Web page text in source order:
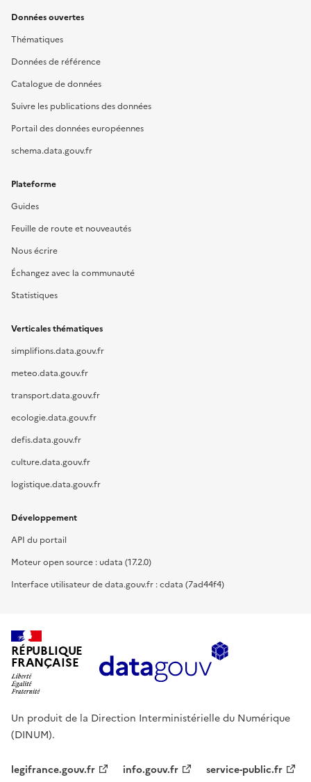
Données ouvertes
Thématiques
Données de référence
Catalogue de données
Suivre les publications des données
Portail des données européennes
schema.data.gouv.fr
Plateforme
Guides
Feuille de route et nouveautés
Nous écrire
Échangez avec la communauté
Statistiques
Verticales thématiques
simplifions.data.gouv.fr
meteo.data.gouv.fr
transport.data.gouv.fr
ecologie.data.gouv.fr
defis.data.gouv.fr
culture.data.gouv.fr
logistique.data.gouv.fr
Développement
API du portail
Moteur open source : udata (17.2.0)
Interface utilisateur de data.gouv.fr : cdata (7ad44f4)
RÉPUBLIQUE
FRANÇAISE
Un produit de la Direction Interministérielle du Numérique
(DINUM).
legifrance.gouv.fr info.gouv.fr service-public.fr